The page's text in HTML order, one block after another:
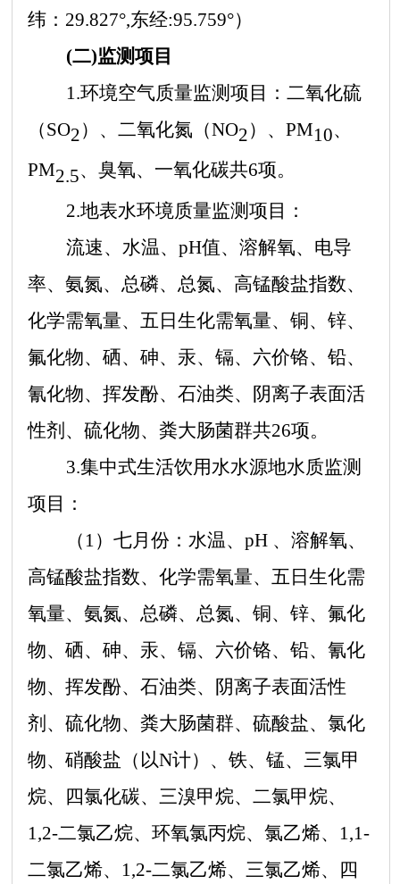
纬：29.827°,东经:95.759°）
(二)监测项目
1.环境空气质量监测项目： 二氧化硫
（SO2）、二氧化氮（NO2）、PM10、
PM2.5、臭氧、一氧化碳共6项。
2.地表水环境质量监测 项目：
流速、水温、 pH值、溶解氧、电导
率、氨氮、总磷、总氮、高锰酸盐指数、
化学需氧量、五日生化需氧量、铜、锌、
氟化物、硒、砷、汞、镉、六价铬、铅、
氰化物、挥发酚、石油类、阴离子表面活
性剂、硫化物、粪大肠菌群共26项。
3.集中式生活饮用水水源地水质监测
项目：
（ 1）七月份： 水温、 pH 、溶解氧、
高锰酸盐指数、化学需氧量、五日生化需
氧量、氨氮、总磷、总氮、铜、锌、氟化
物、硒、砷、汞、镉、六价铬、铅、氰化
物、挥发酚、石油类、阴离子表面活性
剂、硫化物、粪大肠菌群、硫酸盐、氯化
物、硝酸盐（以N计）、铁、锰、三氯甲
烷、四氯化碳、三溴甲烷、二氯甲烷、
1,2-二氯乙烷、环氧氯丙烷、氯乙烯、1,1-
二氯乙烯、1,2-二氯乙烯、三氯乙烯、四